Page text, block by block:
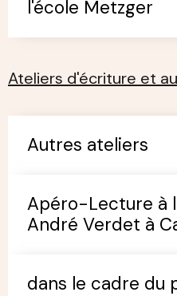
l'école Metzger
Ateliers d'écriture et
Autres ateliers
Apéro-Lecture à
André Verdet à
dans le cadre du